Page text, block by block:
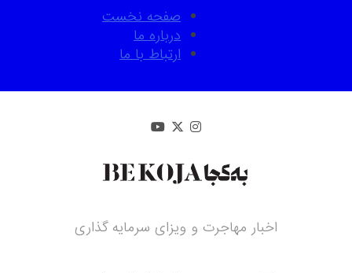
صفحه نخست
درباره ما
ارتباط با ما
اخبار مهاجرت و ویزای سرمایه گذاری